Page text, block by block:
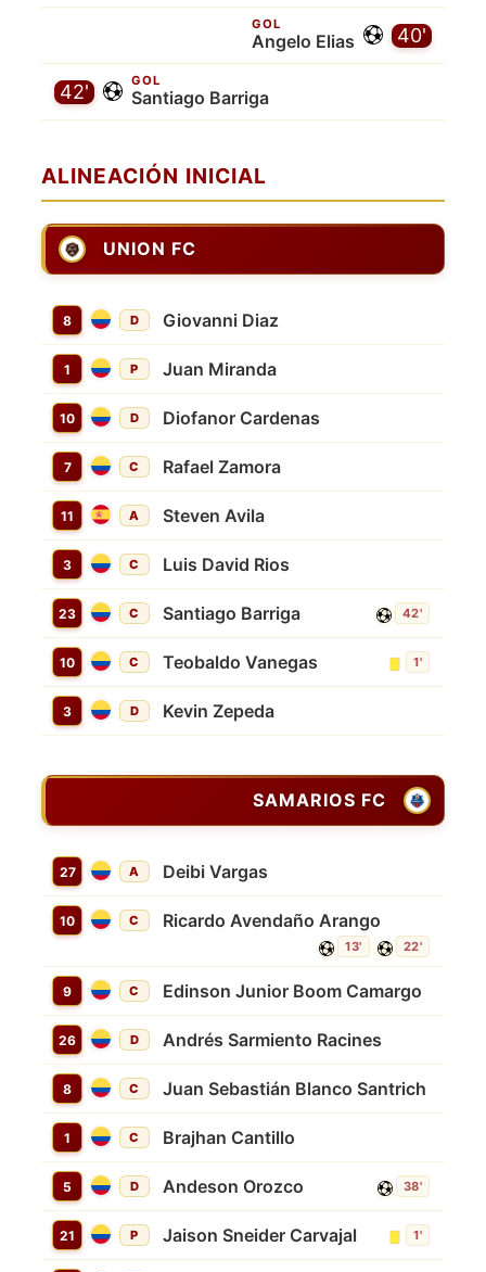
40'
GOL
Angelo Elias
GOL
Santiago Barriga
42'
ALINEACIÓN INICIAL
UNION FC
8 D Giovanni Diaz
1 P Juan Miranda
10 D Diofanor Cardenas
7 C Rafael Zamora
11 A Steven Avila
3 C Luis David Rios
23 C Santiago Barriga 42'
10 C Teobaldo Vanegas 1'
3 D Kevin Zepeda
SAMARIOS FC
27 A Deibi Vargas
10 C Ricardo Avendaño Arango
13' 22'
9 C Edinson Junior Boom Camargo
26 D Andrés Sarmiento Racines
8 C Juan Sebastián Blanco Santrich
1 C Brajhan Cantillo
5 D Andeson Orozco 38'
21 P Jaison Sneider Carvajal 1'